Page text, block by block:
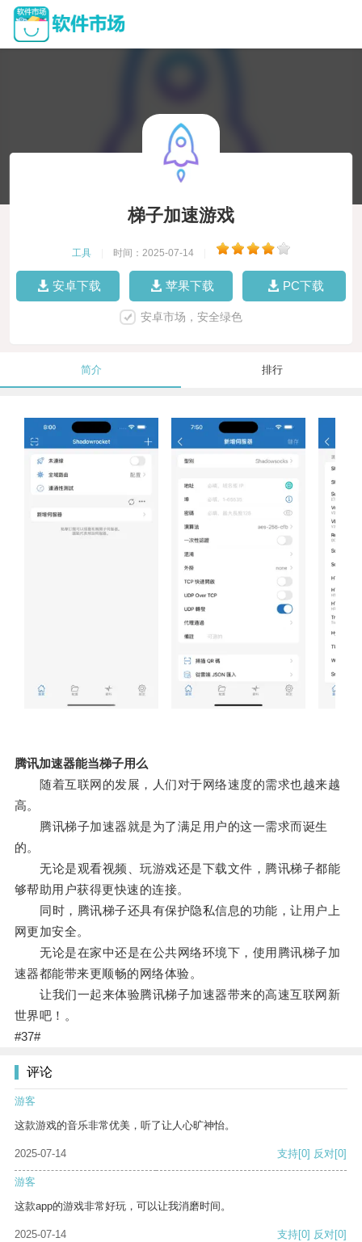
梯子加速游戏
工具 时间：2025-07-14
安卓下载 苹果下载 PC下载
安卓市场，安全绿色
简介 排行
腾讯加速器能当梯子用么
随着互联网的发展，人们对于网络速度的需求也越来越
高。
腾讯梯子加速器就是为了满足用户的这一需求而诞生
的。
无论是观看视频、玩游戏还是下载文件，腾讯梯子都能
够帮助用户获得更快速的连接。
同时，腾讯梯子还具有保护隐私信息的功能，让用户上
网更加安全。
无论是在家中还是在公共网络环境下，使用腾讯梯子加
速器都能带来更顺畅的网络体验。
让我们一起来体验腾讯梯子加速器带来的高速互联网新
世界吧！。
#37#
评论
游客
这款游戏的音乐非常优美，听了让人心旷神怡。
2025-07-14 支持[0] 反对[0]
游客
这款app的游戏非常好玩，可以让我消磨时间。
2025-07-14 支持[0] 反对[0]